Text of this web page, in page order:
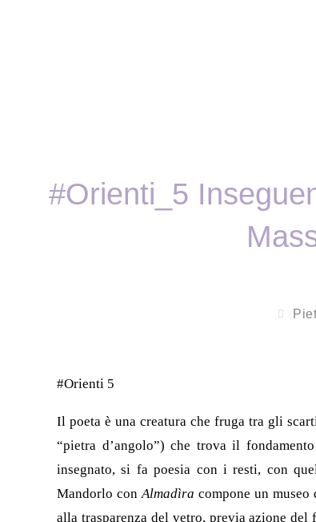
#Orienti_5
#Orienti 5
Il poeta è una creatura che fruga tra gli
“pietra d’angolo”) che trova il
insegnato, si fa poesia con i resti, con
Mandorlo conAlmadìra compone un
alla trasparenza del vetro, previa azione